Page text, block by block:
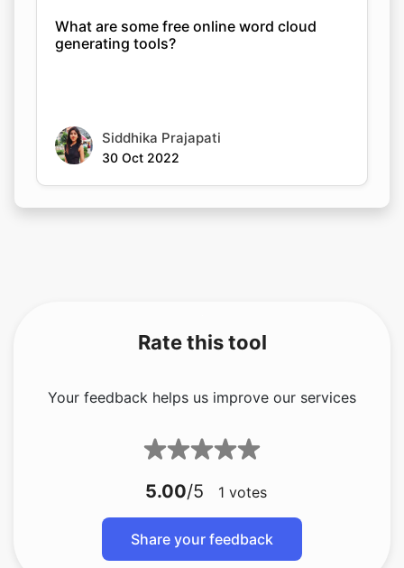
What are some free online word cloud
generating tools?
Siddhika Prajapati
30 Oct 2022
Rate this tool
Your feedback helps us improve our services
5.00/5 1 votes
Share your feedback